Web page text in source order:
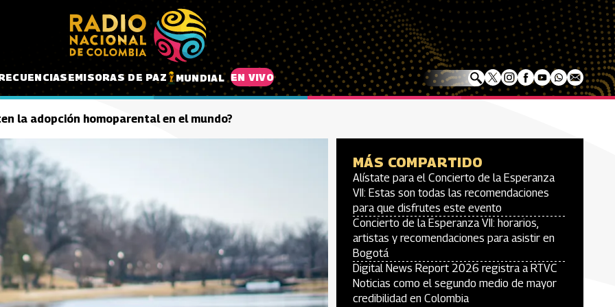
EMISORAS DE PAZ MUNDIAL EN VIVO
la adopción homoparental en el mundo?
MÁS COMPARTIDO
Alístate para el Concierto de la Esperanza
VII: Estas son todas las recomendaciones
para que disfrutes este evento
Concierto de la Esperanza VII: horarios,
artistas y recomendaciones para asistir en
Bogotá
Digital News Report 2026 registra a RTVC
Noticias como el segundo medio de mayor
credibilidad en Colombia